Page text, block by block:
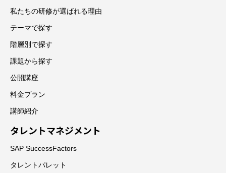
私たちの研修が選ばれる理由
テーマで探す
階層別で探す
課題から探す
公開講座
料金プラン
講師紹介
タレントマネジメント
SAP SuccessFactors
タレントパレット